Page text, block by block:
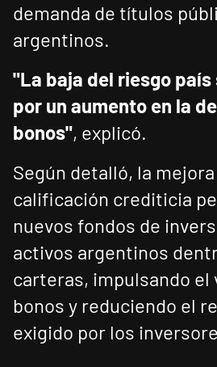
demanda de títulos
argentinos.
"La baja del riesgo
por un aumento en la
bonos", explicó.
Según detalló, la
calificación crediticia
nuevos fondos de
activos argentinos
carteras, impulsando el
bonos y reduciendo el
exigido por los